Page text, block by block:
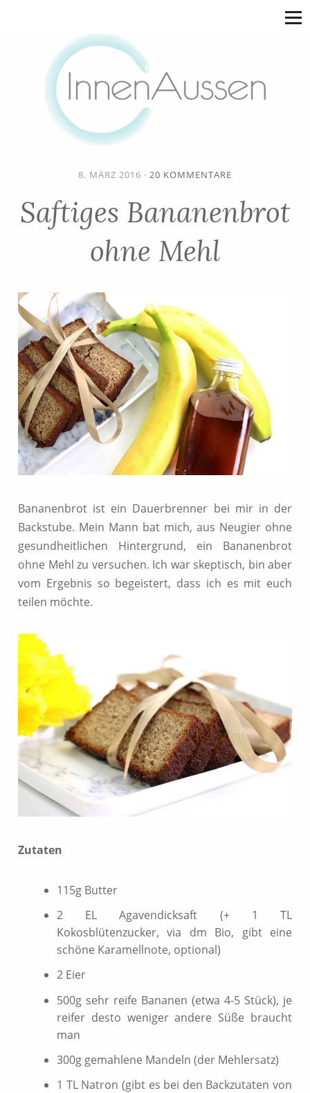
8. MÄRZ 2016 · 20 KOMMENTARE
Saftiges Bananenbrot
ohne Mehl
Bananenbrot ist ein Dauerbrenner bei mir in der
Backstube. Mein Mann bat mich, aus Neugier ohne
gesundheitlichen Hintergrund, ein Bananenbrot
ohne Mehl zu versuchen. Ich war skeptisch, bin aber
vom Ergebnis so begeistert, dass ich es mit euch
teilen möchte.
Zutaten
115g Butter
2 EL Agavendicksaft (+ 1 TL
Kokosblütenzucker, via dm Bio, gibt eine
schöne Karamellnote, optional)
2 Eier
500g sehr reife Bananen (etwa 4-5 Stück), je
reifer desto weniger andere Süße braucht
man
300g gemahlene Mandeln (der Mehlersatz)
1 TL Natron (gibt es bei den Backzutaten von